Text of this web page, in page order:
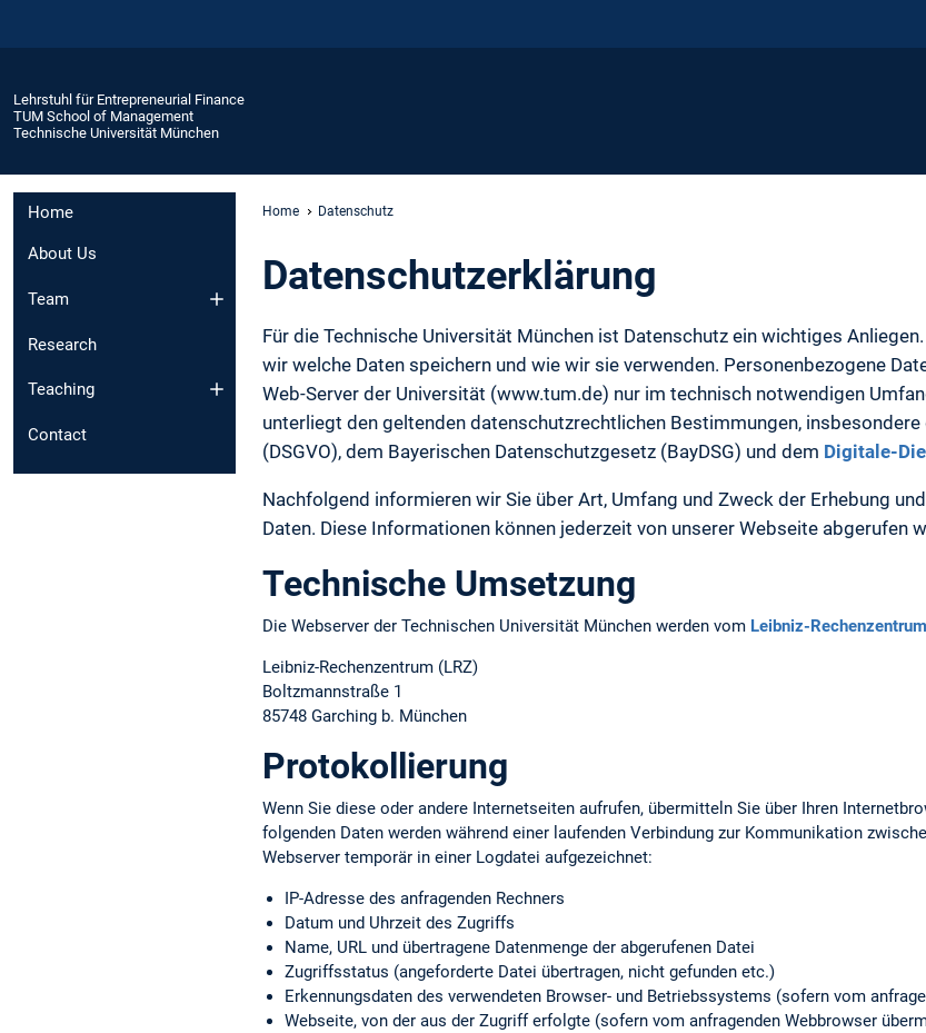
Lehrstuhl für Entrepreneurial Finance
TUM School of Management
Technische Universität München
Home
About Us
Team
Research
Teaching
Contact
Home Datenschutz
Daten­schutz­erklärung
Für die Technische Universität München ist Datenschutz ein wichtiges
wir welche Daten speichern und wie wir sie verwenden. Personenbezogene
Web-Server der Universität (www.tum.de) nur im technisch notwendigen
unterliegt den geltenden datenschutzrechtlichen Bestimmungen,
(DSGVO), dem Bayerischen Datenschutzgesetz (BayDSG) und dem Digitale-
Nachfolgend informieren wir Sie über Art, Umfang und Zweck der Erhebung
Daten. Diese Informationen können jederzeit von unserer Webseite abgerufen
Technische Umsetzung
Die Webserver der Technischen Universität München werden vom Leibniz-
Leibniz-Rechenzentrum (LRZ)
Boltzmannstraße 1
85748 Garching b. München
Protokollierung
Wenn Sie diese oder andere Internetseiten aufrufen, übermitteln Sie über Ihren
folgenden Daten werden während einer laufenden Verbindung zur Kommunikation
Webserver temporär in einer Logdatei aufgezeichnet:
IP-Adresse des anfragenden Rechners
Datum und Uhrzeit des Zugriffs
Name, URL und übertragene Datenmenge der abgerufenen Datei
Zugriffsstatus (angeforderte Datei übertragen, nicht gefunden etc.)
Erkennungs­daten des verwendeten Browser- und Betriebssystems (sofern vom
Webseite, von der aus der Zugriff erfolgte (sofern vom anfragenden Webbrowser